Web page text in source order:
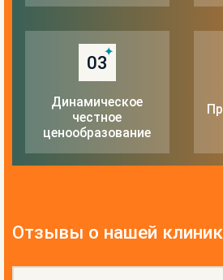
03
Динамическое
честное
ценообразование
Отзывы о нашей